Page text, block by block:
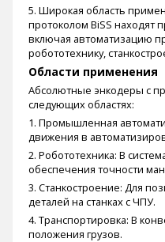
5. Широкая область
протоколом BiSS находят
включая автоматизацию
робототехнику,
Области применения
Абсолютные энкодеры с
следующих областях:
1. Промышленная
движения в
2. Робототехника: В
обеспечения точности
3. Станкостроение: Для
деталей на станках с ЧПУ.
4. Транспортировка: В
положения грузов.